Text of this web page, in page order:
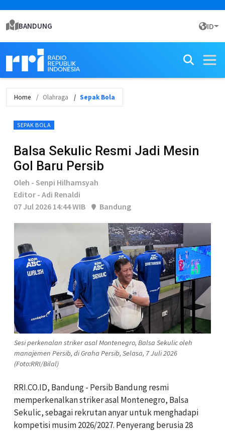
BANDUNG ID
Home Olahraga Sepak Bola
SEPAK BOLA
Balsa Sekulic Resmi Jadi Mesin
Gol Baru Persib
Oleh - Senpi Hilhamsyah
Editor - Adi Renaldi
07 Jul 2026 14:44 WIB
Bandung
Sesi perkenalan striker asal Montenegro, Balsa Sekulic oleh
manajemen Persib, di Graha Persib, Selasa, 7 Juli 2026
(Foto:RRI/Bilal)
RRI.CO.ID, Bandung - Persib Bandung resmi
memperkenalkan striker asal Montenegro, Balsa
Sekulic, sebagai rekrutan anyar untuk menghadapi
kompetisi musim 2026/2027. Penyerang berusia 28